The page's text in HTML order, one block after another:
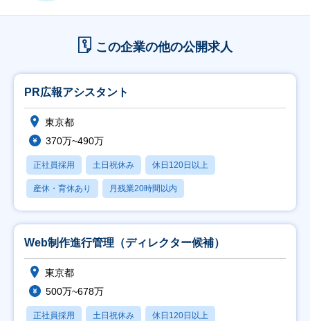
この企業の他の公開求人
PR広報アシスタント
東京都
370万~490万
正社員採用 土日祝休み 休日120日以上
産休・育休あり 月残業20時間以内
Web制作進行管理（ディレクター候補）
東京都
500万~678万
正社員採用 土日祝休み 休日120日以上